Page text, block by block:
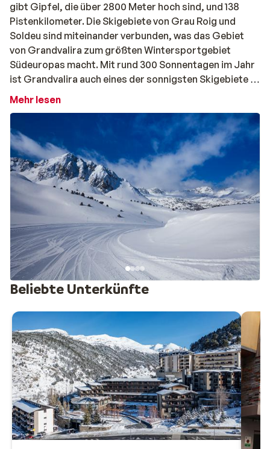
gibt Gipfel, die über 2800 Meter hoch sind, und 138
Pistenkilometer. Die Skigebiete von Grau Roig und
Soldeu sind miteinander verbunden, was das Gebiet
von Grandvalira zum größten Wintersportgebiet
Südeuropas macht. Mit rund 300 Sonnentagen im Jahr
ist Grandvalira auch eines der sonnigsten Skigebiete in
hauptsächlich ruhige, blaue Pisten gibt. El Tarter
hingegen ist ein wahres Paradies für die echten Cracks.
Die Freestyle-Strecke hier ist sehr bekannt und bietet
auch Kindern, die schon einige Stunden auf den Pisten
verbracht haben, viel Spaß. Sie sind noch nicht sicher
auf der Piste? Dann entscheiden Sie sich für die breiten
Pisten von Soldeu, damit Sie Platz haben. Das heißt
aber nicht, dass dieser Teil des Skigebiets nur für
Anfänger geeignet ist, denn hier finden sich auch einige
der extremsten Abschnitte von Grandvalira. Grau Roig
ist der unberührteste Teil des Skigebiets. Die Aussicht
hier ist wirklich spektakulär. Die Pisten hier bieten für
jeden etwas und für Kinder gibt es einen lustigen
Schneeparcours im Wald. Mit seiner Höhenlage (fast so
hoch wie Val Thorens in den französischen Alpen)
verfügt Pas de la Casa über die größten Vorteile in
Bezug auf die Schneesicherheit.
Gibt es in Grandvalira noch etwas anderes zu tun? Ja,
natürlich! Ein Drink an einem ganz besonderen Ort ist
auf jeden Fall zu empfehlen: die Igloo-Bar Grandvalira
in Pla de les Pedres bei Grau Roig. Ein Tag abseits der
Bindungen? Mieten Sie einen Hundeschlitten, machen
Mehr lesen
Beliebte Unterkünfte